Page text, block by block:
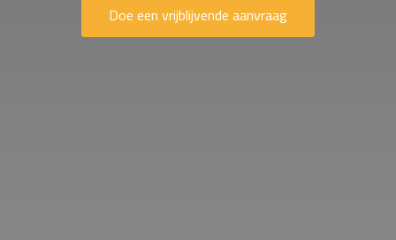
Doe een vrijblijvende aanvraag